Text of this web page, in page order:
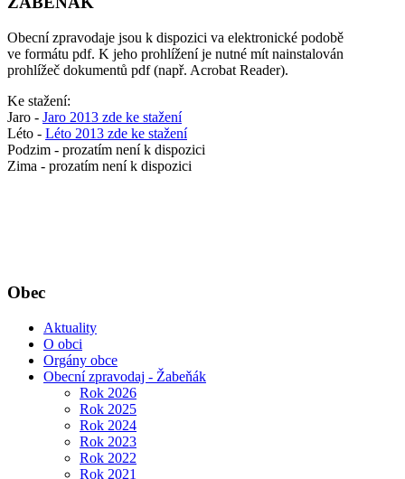
Obecní zpravodaje jsou k dispozici va elektronické podobě
ve formátu pdf. K jeho prohlížení je nutné mít nainstalován
prohlížeč dokumentů pdf (např. Acrobat Reader).
Ke stažení:
Jaro - Jaro 2013 zde ke stažení
Léto - Léto 2013 zde ke stažení
Podzim - prozatím není k dispozici
Zima - prozatím není k dispozici
Obec
Aktuality
O obci
Orgány obce
Obecní zpravodaj - Žabeňák
Rok 2026
Rok 2025
Rok 2024
Rok 2023
Rok 2022
Rok 2021